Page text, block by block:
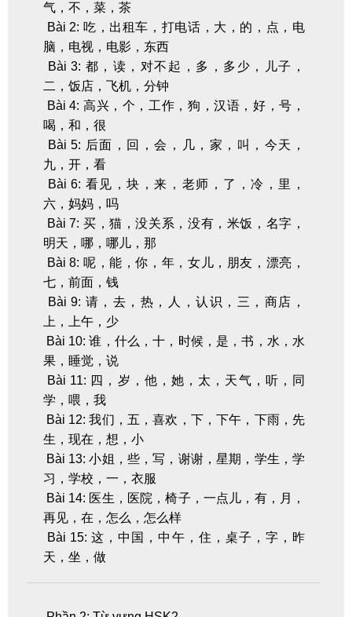
气，不，菜，茶
Bài 2: 吃，出租车，打电话，大，的，点，电
脑，电视，电影，东西
Bài 3: 都，读，对不起，多，多少，儿子，
二，饭店，飞机，分钟
Bài 4: 高兴，个，工作，狗，汉语，好，号，
喝，和，很
Bài 5: 后面，回，会，几，家，叫，今天，
九，开，看
Bài 6: 看见，块，来，老师，了，冷，里，
六，妈妈，吗
Bài 7: 买，猫，没关系，没有，米饭，名字，
明天，哪，哪儿，那
Bài 8: 呢，能，你，年，女儿，朋友，漂亮，
七，前面，钱
Bài 9: 请，去，热，人，认识，三，商店，
上，上午，少
Bài 10: 谁，什么，十，时候，是，书，水，水
果，睡觉，说
Bài 11: 四，岁，他，她，太，天气，听，同
学，喂，我
Bài 12: 我们，五，喜欢，下，下午，下雨，先
生，现在，想，小
Bài 13: 小姐，些，写，谢谢，星期，学生，学
习，学校，一，衣服
Bài 14: 医生，医院，椅子，一点儿，有，月，
再见，在，怎么，怎么样
Bài 15: 这，中国，中午，住，桌子，字，昨
天，坐，做